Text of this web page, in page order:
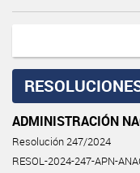
ADMINISTRACIÓN
Resolución 247/2024
RESOL-2024-247-APN-